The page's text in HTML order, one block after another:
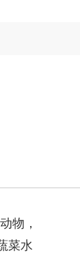
物，
菜水